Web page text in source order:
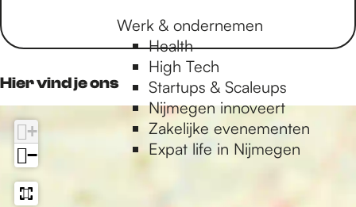
Werk & ondernemen
Health
High Tech
Startups & Scaleups
Nijmegen innoveert
Zakelijke evenementen
Expat life in Nijmegen
e
-
e
t
Q
t
e
Q
t
e
Hier vind je ons
+
−